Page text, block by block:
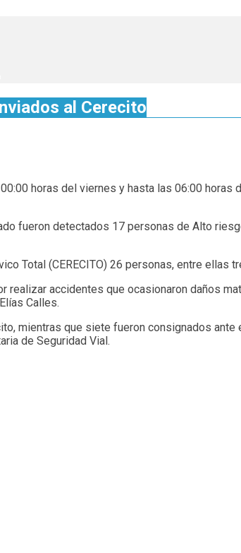
al Cerecito
horas del viernes y hasta las 06:00
fueron detectados 17 personas de Alto
Total (CERECITO) 26 personas, entre
accidentes que ocasionaron daños
Calles.
mientras que siete fueron consignados
de Seguridad Vial.